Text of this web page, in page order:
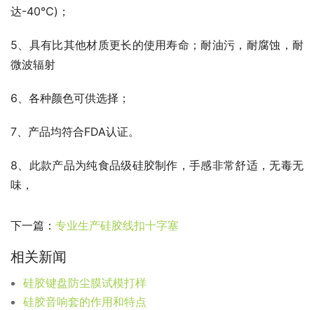
达-40℃)；
5、具有比其他材质更长的使用寿命；耐油污，耐腐蚀，耐
微波辐射
6、各种颜色可供选择；
7、产品均符合FDA认证。
8、此款产品为纯食品级硅胶制作，手感非常舒适，无毒无
味，
下一篇： 专业生产硅胶线扣十字塞
相关新闻
硅胶键盘防尘膜试模打样
硅胶音响套的作用和特点